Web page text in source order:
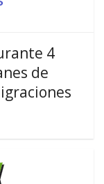
4
de